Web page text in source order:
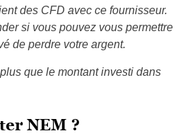
des CFD avec ce fournisseur.
si vous pouvez vous permettre
de perdre votre argent.
que le montant investi dans
NEM ?